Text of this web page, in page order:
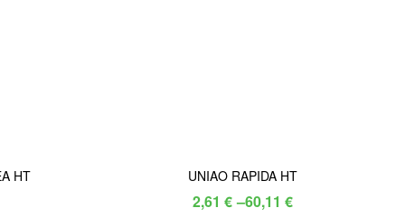
HT UNIAO RAPIDA HT
2,61€ –60,11€
Price